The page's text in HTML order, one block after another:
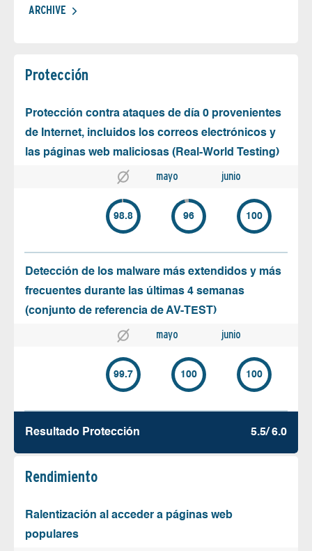
ARCHIVE
Protección
Protección contra ataques de día 0 provenientes
de Internet, incluidos los correos electrónicos y
las páginas web maliciosas (Real-World Testing)
mayo junio
98.8 96 100
Detección de los malware más extendidos y más
frecuentes durante las últimas 4 semanas
(conjunto de referencia de AV-TEST)
mayo junio
99.7 100 100
Resultado Protección 5.5/ 6.0
Rendimiento
Ralentización al acceder a páginas web
populares